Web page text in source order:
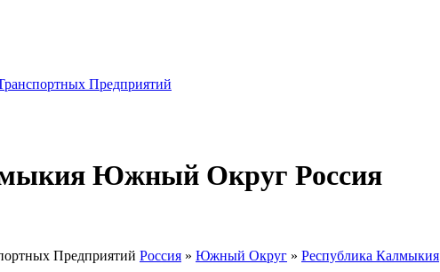
Предприятий
Южный Округ Россия
Предприятий Россия » Южный Округ » Республика Калмыкия